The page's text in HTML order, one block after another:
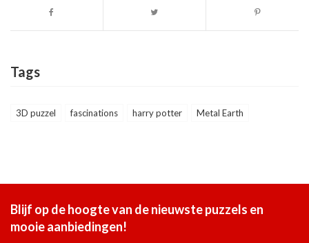
Tags
3D puzzel fascinations harry potter Metal Earth
Blijf op de hoogte van de nieuwste puzzels en
mooie aanbiedingen!